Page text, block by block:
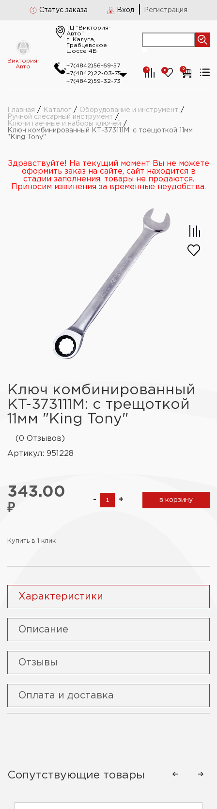
Статус заказа Вход Регистрация
Виктория-
Авто
ТЦ “Виктория-
Авто“
г. Калуга,
Грабцевское
шоссе 4Б
+7(4842)56-69-57
+7(4842)22-03-75
+7(4842)59-32-73
0 0 0
Главная / Каталог / Оборудование и инструмент /
Ручной слесарный инструмент /
Ключи гаечные и наборы ключей /
Ключ комбинированный KT-373111М: с трещоткой 11мм
"King Tony"
Здравствуйте! На текущий момент Вы не можете
оформить заказ на сайте, сайт находится в
стадии заполнения, товары не продаются.
Приносим извинения за временные неудобства.
Ключ комбинированный
KT-373111М: с трещоткой
11мм "King Tony"
(0 Отзывов)
Артикул: 951228
343.00
₽
- + в корзину
Купить в 1 клик
Характеристики
Описание
Отзывы
Оплата и доставка
Сопутствующие товары